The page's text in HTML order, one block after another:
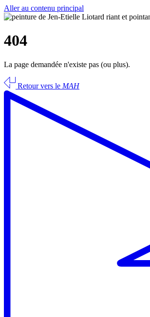
Aller au contenu principal
404
La page demandée n'existe pas (ou plus).
Retour vers le MAH